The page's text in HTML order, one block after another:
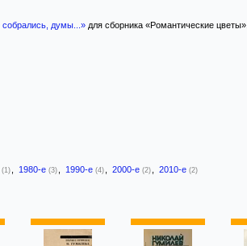
думы...»для сборника «Романтические цветы».
(1) 1980-е (3) 1990-е (4) 2000-е (2) 2010-е (2)